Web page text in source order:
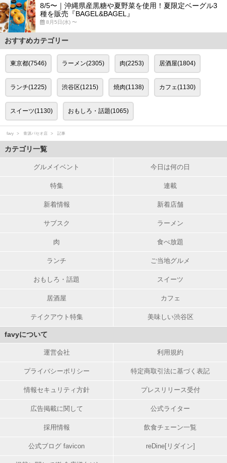
8/5〜｜沖縄県産黒糖や夏野菜を使用！夏限定ベーグル3
種を販売『BAGEL&BAGEL』
8月5日(水) 〜
おすすめカテゴリー
東京都(7546) ラーメン(2305) 肉(2253) 居酒屋(1804)
ランチ(1225) 渋谷区(1215) 焼肉(1138) カフェ(1130)
スイーツ(1130) おもしろ・話題(1065)
favy 青源パセオ店 記事
カテゴリ一覧
グルメイベント 今日は何の日
特集 連載
新着情報 新着店舗
サブスク ラーメン
肉 食べ放題
ランチ ご当地グルメ
おもしろ・話題 スイーツ
居酒屋 カフェ
テイクアウト特集 美味しい渋谷区
favyについて
運営会社 利用規約
プライバシーポリシー 特定商取引法に基づく表記
情報セキュリティ方針 プレスリリース受付
広告掲載に関して 公式ライター
採用情報 飲食チェーン一覧
公式ブログ favicon reDine[リダイン]